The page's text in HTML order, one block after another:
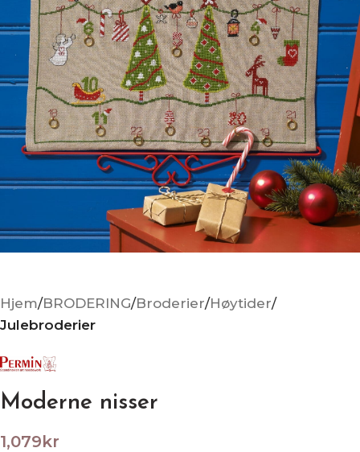
Hjem BRODERING Broderier Høytider
Julebroderier
Moderne nisser
1,079kr